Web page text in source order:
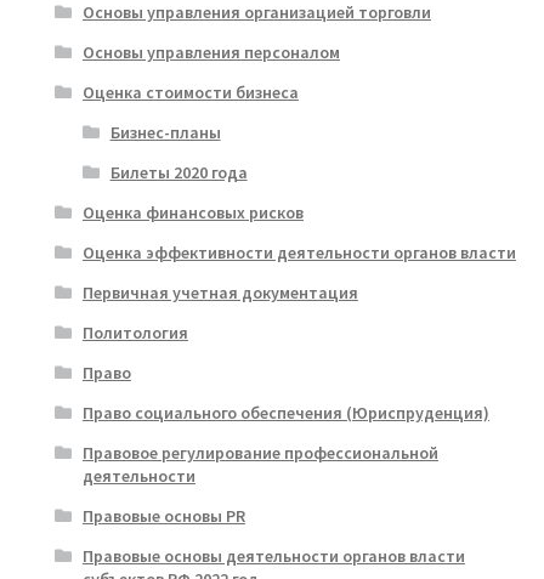
Основы управления организацией торговли
Основы управления персоналом
Оценка стоимости бизнеса
Бизнес-планы
Билеты 2020 года
Оценка финансовых рисков
Оценка эффективности деятельности органов власти
Первичная учетная документация
Политология
Право
Право социального обеспечения (Юриспруденция)
Правовое регулирование профессиональной
деятельности
Правовые основы PR
Правовые основы деятельности органов власти